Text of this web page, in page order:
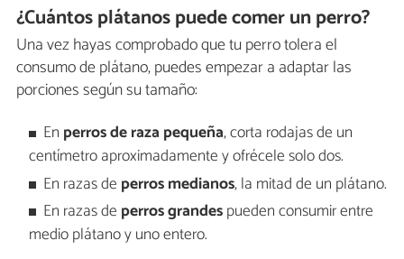
¿Cuántos plátanos puede comer un perro?
Una vez hayas comprobado que tu perro tolera el
consumo de plátano, puedes empezar a adaptar las
porciones según su tamaño:
En perros deraza pequeña, corta rodajas de un
centímetro aproximadamente y ofrécele solo dos.
En razas de perros medianos, la mitad de un plátano.
En razas de perros grandespueden consumir entre
medio plátano y uno entero.